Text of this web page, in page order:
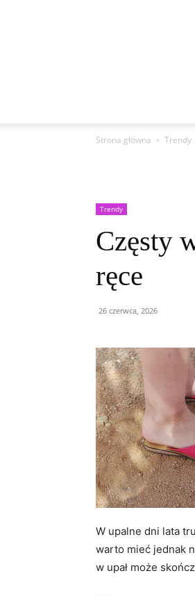
Strona główna Trendy
Trendy
Częsty
ręce
26 czerwca, 2026
W upalne dni lata
warto mieć jednak
w upał może